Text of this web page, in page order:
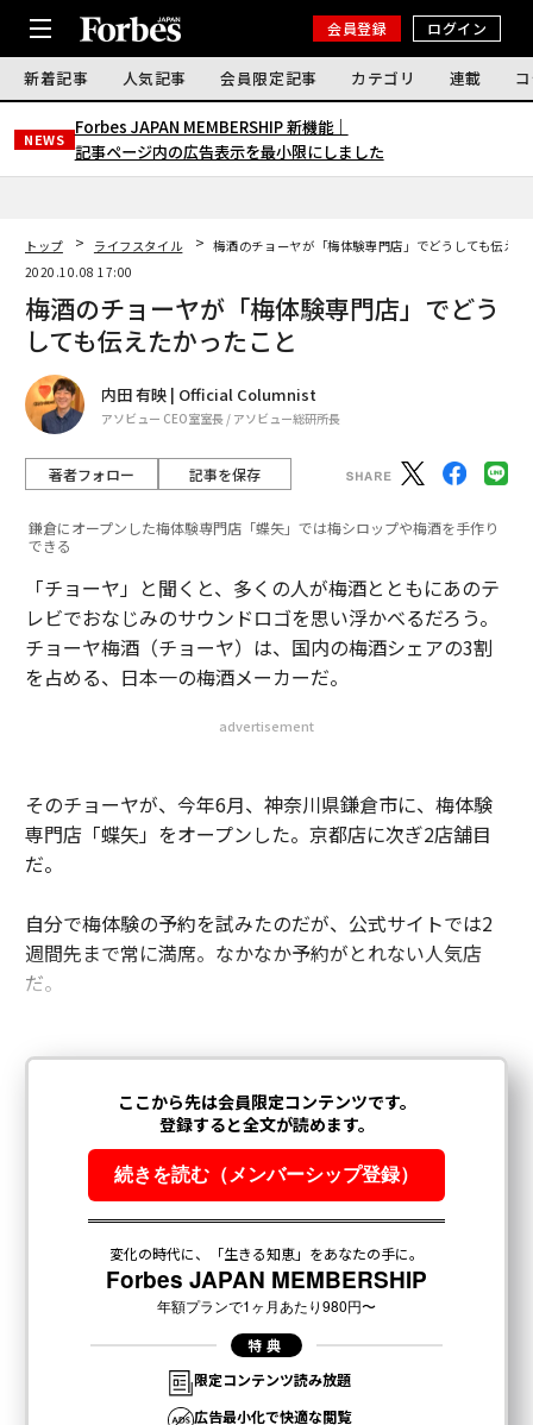
会員登録 ログイン
新着記事 人気記事 会員限定記事 カテゴリ 連載
NEWS
Forbes JAPAN MEMBERSHIP 新機能｜
記事ページ内の広告表示を最小限にしました
トップ ライフスタイル
梅酒のチョーヤが「梅体験専門店」でどうしても伝えた
2020.10.08 17:00
梅酒のチョーヤが「梅体験専門店」でどう
しても伝えたかったこと
内田 有映 | Official Columnist
アソビュー CEO室室長 / アソビュー総研所長
著者フォロー 記事を保存
鎌倉にオープンした梅体験専門店「蝶矢」では梅シロップや梅酒を手作り
できる
「チョーヤ」と聞くと、多くの人が梅酒とともにあのテ
レビでおなじみのサウンドロゴを思い浮かべるだろう。
チョーヤ梅酒（チョーヤ）は、国内の梅酒シェアの3割
を占める、日本一の梅酒メーカーだ。
advertisement
そのチョーヤが、今年6月、神奈川県鎌倉市に、梅体験
専門店「蝶矢」をオープンした。京都店に次ぎ2店舗目
だ。
自分で梅体験の予約を試みたのだが、公式サイトでは2
週間先まで常に満席。なかなか予約がとれない人気店
だ。